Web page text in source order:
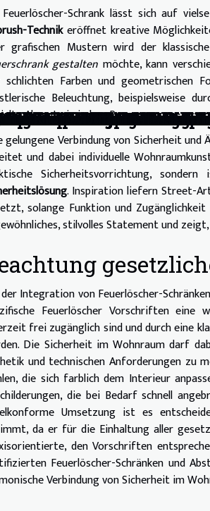
Schrank lässt sich auf
Technikeröffnet kreative
grafischen Mustern wird der
gestalten möchte, kann
Farben und geometrischen
Beleuchtung, beispielsweise
Akzente in jedem Raum.
gelungene Verbindung von Sicherheit
und dabei individuelle
Sicherheitsvorrichtung,
. Inspiration liefern Street-
solange Funktion und
stilvolles Statement und
Integration von Feuerlöscher-
Feuerlöscher Vorschriften eine
frei zugänglich sind und durch eine
Die Sicherheit im Wohnraum darf
und technischen Anforderungen zu
die sich farblich dem Interieur
die bei Bedarf schnell
Umsetzung ist es
da er für die Einhaltung aller
den Vorschriften
Feuerlöscher-Schränken und
Verbindung von Sicherheit im
das richtige Surf-
optimale Online-Casino
mit den
moderne
im Boho-Stil
die Freiheit des
Online-Casino
den perfekten
eine weiße
bei virtuellen
das richtige
die perfektean
der Hochzeitsplanung
Mode nachhaltig
die
in Zürich, Schweiz:
man sich für den Kauf
ein Gitter für Schafe
ein Kleid aus?
Website: Was
ProdukteLernen Sie das
Das
Kleid: Der ideale Stil